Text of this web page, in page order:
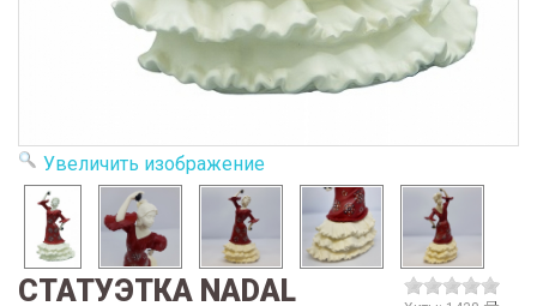
Увеличить изображение
СТАТУЭТКА NADAL